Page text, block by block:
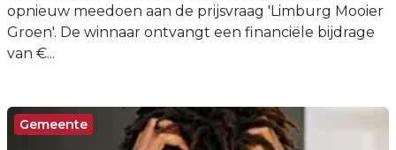
opnieuw meedoen aan de prijsvraag 'Limburg Mooier
Groen'. De winnaar ontvangt een financiële bijdrage
van €...
Gemeente